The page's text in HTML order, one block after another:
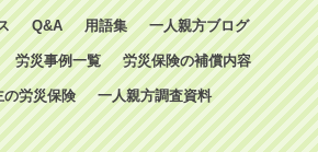
Q&A 用語集 一人親方ブログ
労災事例一覧 労災保険の補償内容
の労災保険 一人親方調査資料